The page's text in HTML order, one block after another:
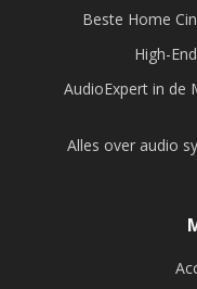
Beste Home
High-
AudioExpert in de
Alles over audio